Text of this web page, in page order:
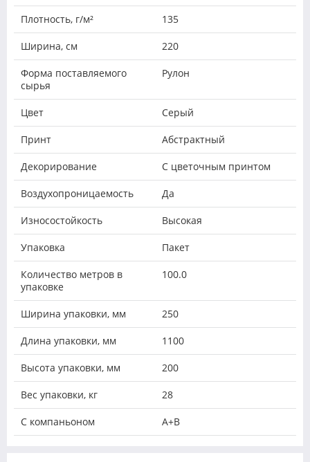
Плотность, г/м² 135
Ширина, см 220
Форма поставляемого
сырья
Рулон
Цвет Серый
Принт Абстрактный
Декорирование С цветочным принтом
Воздухопроницаемость Да
Износостойкость Высокая
Упаковка Пакет
Количество метров в
упаковке
100.0
Ширина упаковки, мм 250
Длина упаковки, мм 1100
Высота упаковки, мм 200
Вес упаковки, кг 28
С компаньоном A+B